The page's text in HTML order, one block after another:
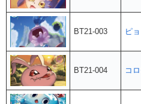
BT21-003 ピ
BT21-004 コ